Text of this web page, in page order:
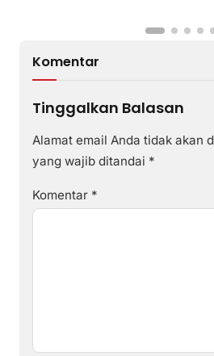
Komentar
Tinggalkan Balasan
Alamat email Anda tidak akan
yang wajib ditandai *
Komentar *